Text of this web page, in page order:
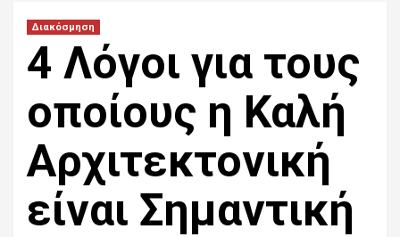
Διακόσμηση
4 Λόγοι για τους
οποίους η Καλή
Αρχιτεκτονική
είναι Σημαντική